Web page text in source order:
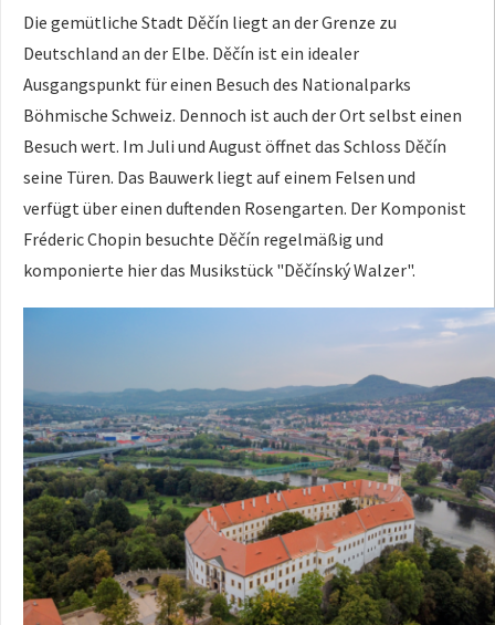
Die gemütliche Stadt Děčín liegt an der Grenze zu
Deutschland an der Elbe. Děčín ist ein idealer
Ausgangspunkt für einen Besuch des Nationalparks
Böhmische Schweiz. Dennoch ist auch der Ort selbst einen
Besuch wert. Im Juli und August öffnet das Schloss Děčín
seine Türen. Das Bauwerk liegt auf einem Felsen und
verfügt über einen duftenden Rosengarten. Der Komponist
Fréderic Chopin besuchte Děčín regelmäßig und
komponierte hier das Musikstück "Děčínský Walzer".